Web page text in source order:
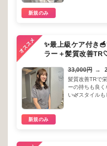
新規のみ
✨最上級ケア付き
ラー＋髪質改善
33,000円 →
髪質改善TRで
ーの持ちも良
い🌿スタイル
新規のみ